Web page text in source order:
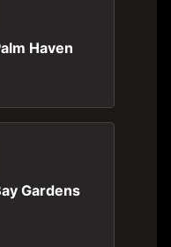
Haven
Gardens